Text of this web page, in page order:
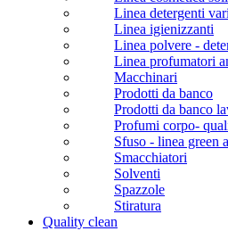
Linea detergenti
Linea igienizzanti
Linea polvere -
Linea profumatori
Macchinari
Prodotti da banco
Prodotti da banco
Profumi corpo-
Sfuso - linea green
Smacchiatori
Solventi
Spazzole
Stiratura
Quality clean